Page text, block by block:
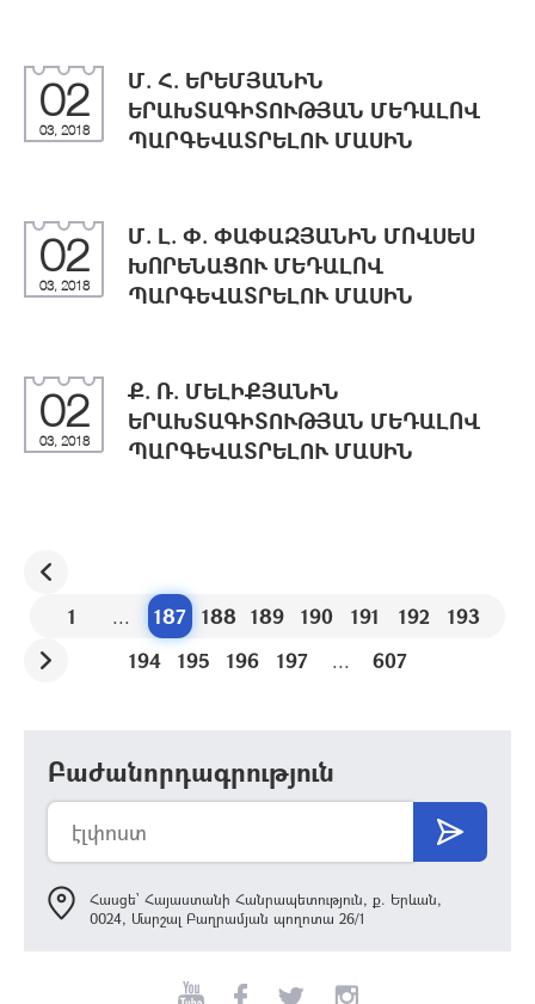
02
03, 2018
Մ. Հ. ԵՐԵՄՅԱՆԻՆ
ԵՐԱԽՏԱԳԻՏՈՒԹՅԱՆ ՄԵԴԱԼՈՎ
ՊԱՐԳԵՎԱՏՐԵԼՈՒ ՄԱՍԻՆ
02
03, 2018
Մ. Լ. Փ. ՓԱՓԱԶՅԱՆԻՆ ՄՈՎՍԵՍ
ԽՈՐԵՆԱՑՈՒ ՄԵԴԱԼՈՎ
ՊԱՐԳԵՎԱՏՐԵԼՈՒ ՄԱՍԻՆ
02
03, 2018
Ք. Ռ. ՄԵԼԻՔՅԱՆԻՆ
ԵՐԱԽՏԱԳԻՏՈՒԹՅԱՆ ՄԵԴԱԼՈՎ
ՊԱՐԳԵՎԱՏՐԵԼՈՒ ՄԱՍԻՆ
1 ... 187 188 189 190 191 192
193
194
195 196 197 ... 607
Բաժանորդագրություն
Հասցե՝ Հայաստանի Հանրապետություն, ք. Երևան,
0024, Մարշալ Բաղրամյան պողոտա 26/1